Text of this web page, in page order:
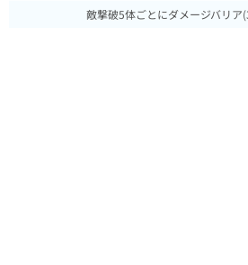
敵撃破5体ごとにダメージバリア